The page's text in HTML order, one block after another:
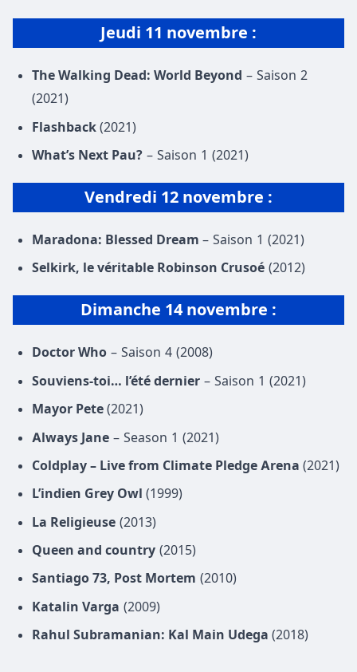
Jeudi 11 novembre :
The Walking Dead: World Beyond – Saison 2
(2021)
Flashback (2021)
What’s Next Pau? – Saison 1 (2021)
Vendredi 12 novembre :
Maradona: Blessed Dream – Saison 1 (2021)
Selkirk, le véritable Robinson Crusoé (2012)
Dimanche 14 novembre :
Doctor Who – Saison 4 (2008)
Souviens-toi… l’été dernier – Saison 1 (2021)
Mayor Pete (2021)
Always Jane – Season 1 (2021)
Coldplay – Live from Climate Pledge Arena (2021)
L’indien Grey Owl (1999)
La Religieuse (2013)
Queen and country (2015)
Santiago 73, Post Mortem (2010)
Katalin Varga (2009)
Rahul Subramanian: Kal Main Udega (2018)